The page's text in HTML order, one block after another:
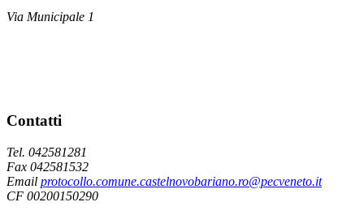
Via Municipale 1
Contatti
Tel. 042581281
Fax 042581532
Email protocollo.comune.castelnovobariano.ro@pecveneto.it
CF 00200150290